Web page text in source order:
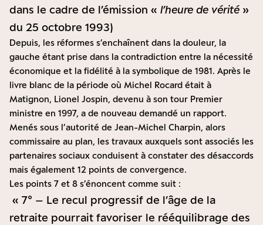
dans le cadre de l’émission « l’heure de vérité »
du 25 octobre 1993)
Depuis, les réformes s’enchaînent dans la douleur, la
gauche étant prise dans la contradiction entre la nécessité
économique et la fidélité à la symbolique de 1981. Après le
livre blanc de la période où Michel Rocard était à
Matignon, Lionel Jospin, devenu à son tour Premier
ministre en 1997, a de nouveau demandé un rapport.
Menés sous l’autorité de Jean-Michel Charpin, alors
commissaire au plan, les travaux auxquels sont associés les
partenaires sociaux conduisent à constater des désaccords
mais également 12 points de convergence.
Les points 7 et 8 s’énoncent comme suit :
« 7° – Le recul progressif de l’âge de la
retraite pourrait favoriser le rééquilibrage des